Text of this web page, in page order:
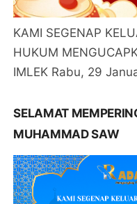
KAMI SEGENAP
HUKUM
IMLEK Rabu, 29
SELAMAT
MUHAMMAD SAW